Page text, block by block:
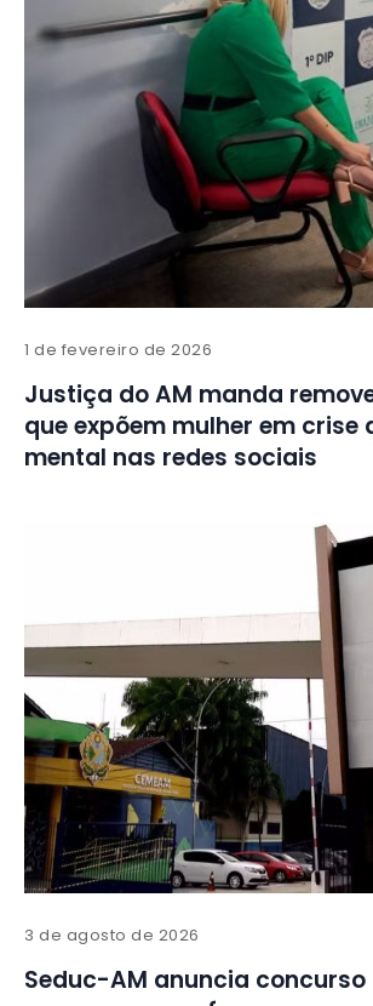
1 de fevereiro de 2026
Justiça do AM manda
que expõem mulher em crise
mental nas redes sociais
3 de agosto de 2026
Seduc-AM anuncia concurso